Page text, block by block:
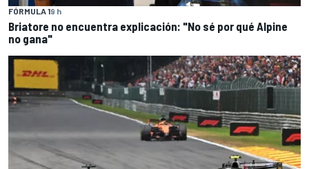
FÓRMULA 19 h
Briatore no encuentra explicación: "No sé por qué Alpine
no gana"